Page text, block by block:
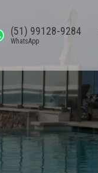
(51) 99128-9284
WhatsApp